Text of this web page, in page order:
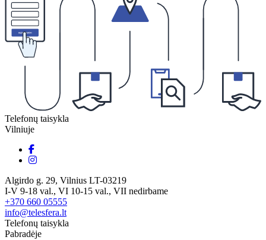
Telefonų taisykla
Vilniuje
Algirdo g. 29, Vilnius LT-03219
I-V 9-18 val., VI 10-15 val., VII nedirbame
+370 660 05555
info@telesfera.lt
Telefonų taisykla
Pabradėje